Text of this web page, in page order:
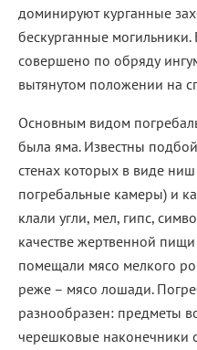
доминируют курганные
бескурганные
совершено по обряду
вытянутом положении на
Основным видом
была яма. Известны
стенах которых в виде
погребальные камеры) и
клали угли, мел, гипс,
качестве жертвенной
помещали мясо мелкого
реже – мясо лошади.
разнообразен: предметы
черешковые наконечники